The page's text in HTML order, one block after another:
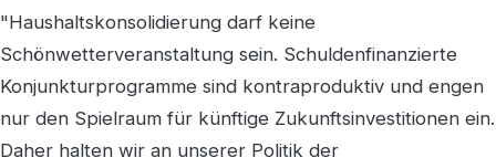
"Haushaltskonsolidierung darf keine
Schönwetterveranstaltung sein. Schuldenfinanzierte
Konjunkturprogramme sind kontraproduktiv und engen
nur den Spielraum für künftige Zukunftsinvestitionen ein.
Daher halten wir an unserer Politik der